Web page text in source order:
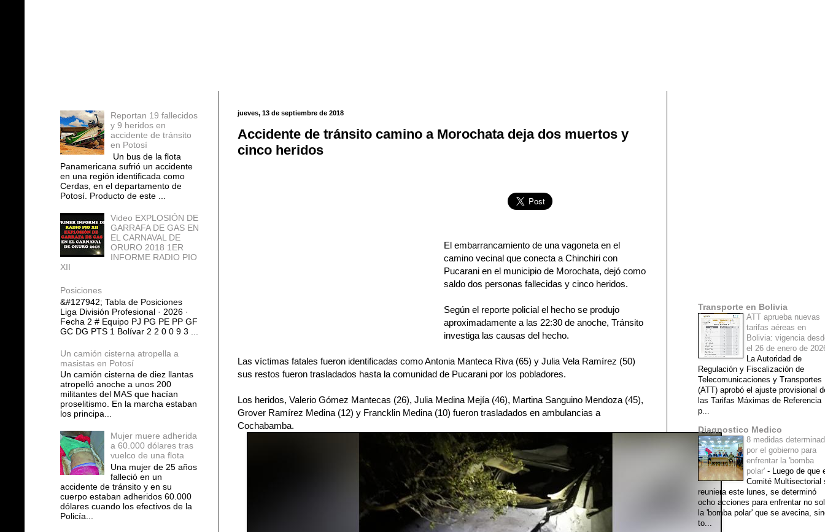
jueves, 13 de septiembre de 2018
Accidente de tránsito camino a Morochata deja dos muertos y
cinco heridos
El embarrancamiento de una vagoneta en el
camino vecinal que conecta a Chinchiri con
Pucarani en el municipio de Morochata, dejó como
saldo dos personas fallecidas y cinco heridos.
Según el reporte policial el hecho se produjo
aproximadamente a las 22:30 de anoche, Tránsito
investiga las causas del hecho.
Las víctimas fatales fueron identificadas como Antonia Manteca Riva (65) y Julia Vela Ramírez (50)
sus restos fueron trasladados hasta la comunidad de Pucarani por los pobladores.
Los heridos, Valerio Gómez Mantecas (26), Julia Medina Mejía (46), Martina Sanguino Mendoza (45),
Grover Ramírez Medina (12) y Francklin Medina (10) fueron trasladados en ambulancias a
Cochabamba.
Reportan 19 fallecidos
y 9 heridos en
accidente de tránsito
en Potosí
Un bus de la flota
Panamericana sufrió un accidente
en una región identificada como
Cerdas, en el departamento de
Potosí. Producto de este ...
Video EXPLOSIÓN DE
GARRAFA DE GAS EN
EL CARNAVAL DE
ORURO 2018 1ER
INFORME RADIO PIO
XII
Posiciones
&#127942; Tabla de Posiciones
Liga División Profesional · 2026 ·
Fecha 2 # Equipo PJ PG PE PP GF
GC DG PTS 1 Bolívar 2 2 0 0 9 3 ...
Un camión cisterna atropella a
masistas en Potosí
Un camión cisterna de diez llantas
atropelló anoche a unos 200
militantes del MAS que hacían
proselitismo. En la marcha estaban
los principa...
Mujer muere adherida
a 60.000 dólares tras
vuelco de una flota
Una mujer de 25 años
falleció en un
accidente de tránsito y en su
cuerpo estaban adheridos 60.000
dólares cuando los efectivos de la
Policía...
Transporte en Bolivia
ATT aprueba nuevas
tarifas aéreas en
Bolivia: vigencia
el 26 de enero de
La Autoridad de
Regulación y Fiscalización de
Telecomunicaciones y Transportes
(ATT) aprobó el ajuste provisional
las Tarifas Máximas de Referencia
p...
Diagnostico Medico
8 medidas
por el gobierno para
enfrentar la 'bomba
polar' - Luego de que
Comité Multisectorial
reuniera este lunes, se determinó
ocho acciones para enfrentar no
la 'bomba polar' que se avecina,
to...